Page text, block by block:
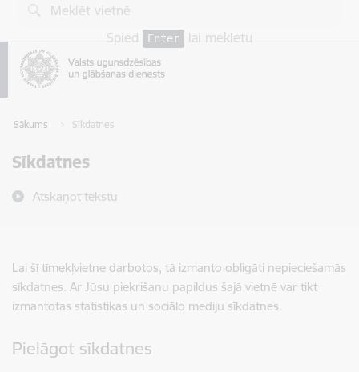
Pāriet uz lapas saturu
Spied
Enter lai meklētu
Sākums Sīkdatnes
Sīkdatnes
Atskaņot tekstu
Lai šī tīmekļvietne darbotos, tā izmanto obligāti nepieciešamās
sīkdatnes. Ar Jūsu piekrišanu papildus šajā vietnē var tikt
izmantotas statistikas un sociālo mediju sīkdatnes.
Pielāgot sīkdatnes